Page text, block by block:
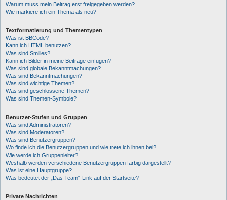
Warum muss mein Beitrag erst freigegeben werden?
Wie markiere ich ein Thema als neu?
Textformatierung und Thementypen
Was ist BBCode?
Kann ich HTML benutzen?
Was sind Smilies?
Kann ich Bilder in meine Beiträge einfügen?
Was sind globale Bekanntmachungen?
Was sind Bekanntmachungen?
Was sind wichtige Themen?
Was sind geschlossene Themen?
Was sind Themen-Symbole?
Benutzer-Stufen und Gruppen
Was sind Administratoren?
Was sind Moderatoren?
Was sind Benutzergruppen?
Wo finde ich die Benutzergruppen und wie trete ich ihnen bei?
Wie werde ich Gruppenleiter?
Weshalb werden verschiedene Benutzergruppen farbig dargestellt?
Was ist eine Hauptgruppe?
Was bedeutet der „Das Team“-Link auf der Startseite?
Private Nachrichten